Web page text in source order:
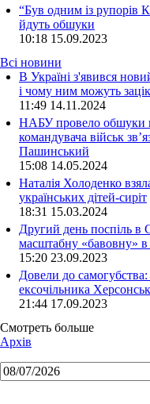
“Був одним із рупорів
йдуть обшуки
10:18 15.09.2023
Всі новини
В Україні з'явився
і чому ним можуть
11:49 14.11.2024
НАБУ провело обшуки
командувача військ
Пашинський
15:08 14.05.2024
Наталія Холоденко
українських дітей-сиріт
18:31 15.03.2024
Другий день поспіль в
масштабну «бавовну»
15:20 23.09.2023
Довели до
ексочільника
21:44 17.09.2023
Смотреть больше
Архів